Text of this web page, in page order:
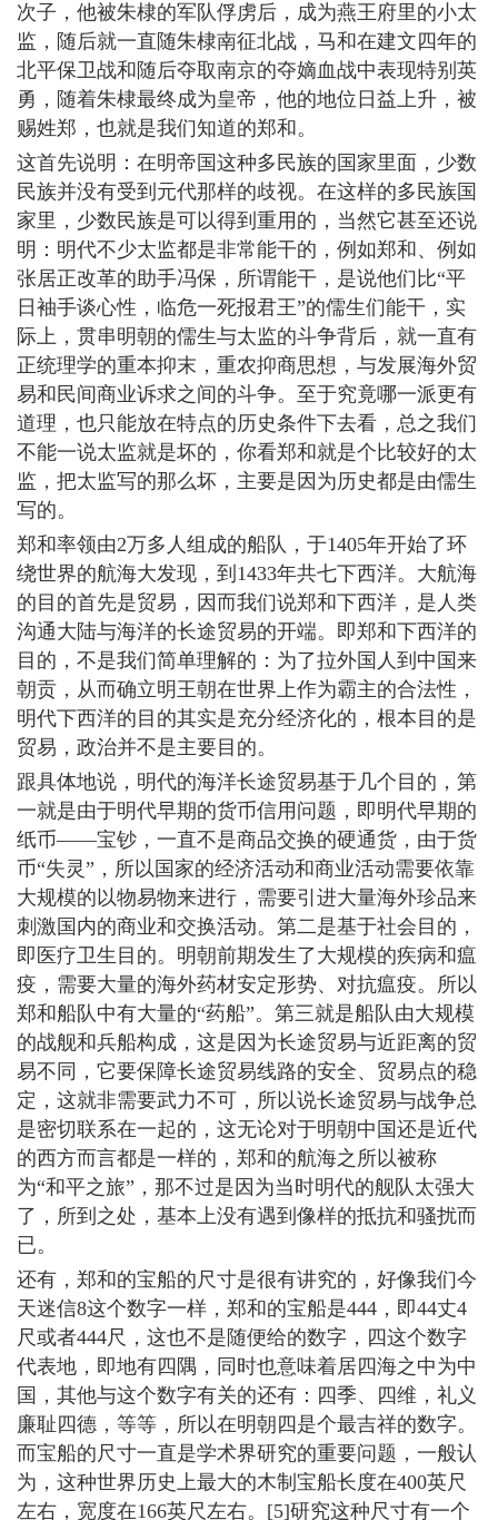
次子，他被朱棣的军队俘虏后，成为燕王府里的小太
监，随后就一直随朱棣南征北战，马和在建文四年的
北平保卫战和随后夺取南京的夺嫡血战中表现特别英
勇，随着朱棣最终成为皇帝，他的地位日益上升，被
赐姓郑，也就是我们知道的郑和。
这首先说明：在明帝国这种多民族的国家里面，少数
民族并没有受到元代那样的歧视。在这样的多民族国
家里，少数民族是可以得到重用的，当然它甚至还说
明：明代不少太监都是非常能干的，例如郑和、例如
张居正改革的助手冯保，所谓能干，是说他们比“平
日袖手谈心性，临危一死报君王”的儒生们能干，实
际上，贯串明朝的儒生与太监的斗争背后，就一直有
正统理学的重本抑末，重农抑商思想，与发展海外贸
易和民间商业诉求之间的斗争。至于究竟哪一派更有
道理，也只能放在特点的历史条件下去看，总之我们
不能一说太监就是坏的，你看郑和就是个比较好的太
监，把太监写的那么坏，主要是因为历史都是由儒生
写的。
郑和率领由2万多人组成的船队，于1405年开始了环
绕世界的航海大发现，到1433年共七下西洋。大航海
的目的首先是贸易，因而我们说郑和下西洋，是人类
沟通大陆与海洋的长途贸易的开端。即郑和下西洋的
目的，不是我们简单理解的：为了拉外国人到中国来
朝贡，从而确立明王朝在世界上作为霸主的合法性，
明代下西洋的目的其实是充分经济化的，根本目的是
贸易，政治并不是主要目的。
跟具体地说，明代的海洋长途贸易基于几个目的，第
一就是由于明代早期的货币信用问题，即明代早期的
纸币――宝钞，一直不是商品交换的硬通货，由于货
币“失灵”，所以国家的经济活动和商业活动需要依靠
大规模的以物易物来进行，需要引进大量海外珍品来
刺激国内的商业和交换活动。第二是基于社会目的，
即医疗卫生目的。明朝前期发生了大规模的疾病和瘟
疫，需要大量的海外药材安定形势、对抗瘟疫。所以
郑和船队中有大量的“药船”。第三就是船队由大规模
的战舰和兵船构成，这是因为长途贸易与近距离的贸
易不同，它要保障长途贸易线路的安全、贸易点的稳
定，这就非需要武力不可，所以说长途贸易与战争总
是密切联系在一起的，这无论对于明朝中国还是近代
的西方而言都是一样的，郑和的航海之所以被称
为“和平之旅”，那不过是因为当时明代的舰队太强大
了，所到之处，基本上没有遇到像样的抵抗和骚扰而
已。
还有，郑和的宝船的尺寸是很有讲究的，好像我们今
天迷信8这个数字一样，郑和的宝船是444，即44丈4
尺或者444尺，这也不是随便给的数字，四这个数字
代表地，即地有四隅，同时也意味着居四海之中为中
国，其他与这个数字有关的还有：四季、四维，礼义
廉耻四德，等等，所以在明朝四是个最吉祥的数字。
而宝船的尺寸一直是学术界研究的重要问题，一般认
为，这种世界历史上最大的木制宝船长度在400英尺
左右，宽度在166英尺左右。[5]研究这种尺寸有一个